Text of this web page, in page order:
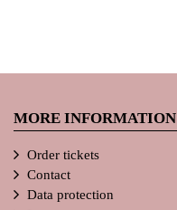
MORE INFORMATION
Order tickets
Contact
Data protection